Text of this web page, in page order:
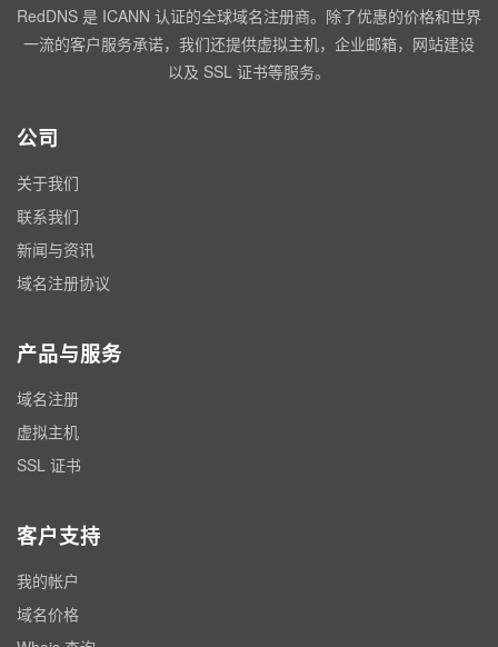
RedDNS 是 ICANN 认证的全球域名注册商。除了优惠的价格和世界
一流的客户服务承诺，我们还提供虚拟主机，企业邮箱，网站建设
以及 SSL 证书等服务。
公司
关于我们
联系我们
新闻与资讯
域名注册协议
产品与服务
域名注册
虚拟主机
SSL 证书
客户支持
我的帐户
域名价格